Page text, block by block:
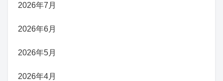
2026年7月
2026年6月
2026年5月
2026年4月